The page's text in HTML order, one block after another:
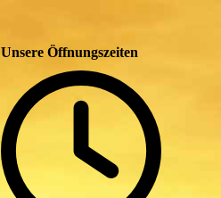
Unsere Öffnungszeiten